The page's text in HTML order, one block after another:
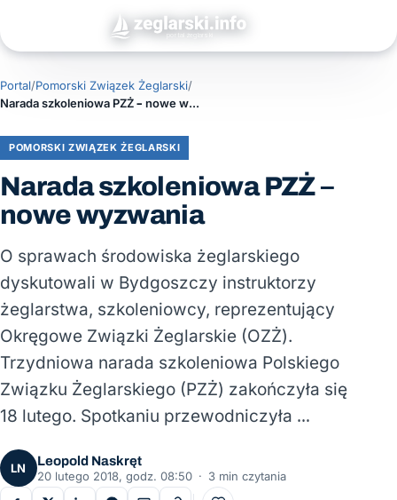
Portal/Pomorski Związek Żeglarski/
Narada szkoleniowa PZŻ – nowe wyzwania
POMORSKI ZWIĄZEK ŻEGLARSKI
Narada szkoleniowa PZŻ –
nowe wyzwania
O sprawach środowiska żeglarskiego
dyskutowali w Bydgoszczy instruktorzy
żeglarstwa, szkoleniowcy, reprezentujący
Okręgowe Związki Żeglarskie (OZŻ).
Trzydniowa narada szkoleniowa Polskiego
Związku Żeglarskiego (PZŻ) zakończyła się
18 lutego. Spotkaniu przewodniczyła …
LN
Leopold Naskręt
20 lutego 2018, godz. 08:50 · 3 min czytania